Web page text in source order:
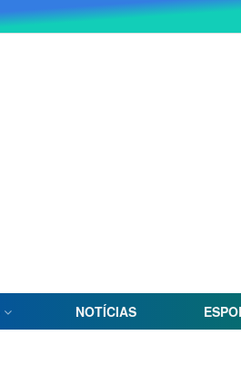
NOTÍCIAS